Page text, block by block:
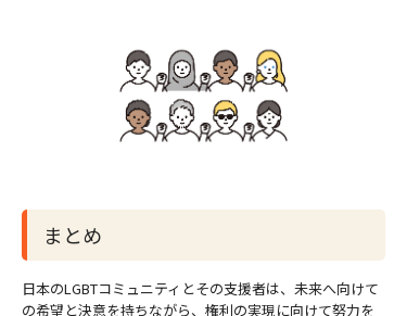
まとめ
日本のLGBTコミュニティとその支援者は、未来へ向けて
の希望と決意を持ちながら、権利の実現に向けて努力を